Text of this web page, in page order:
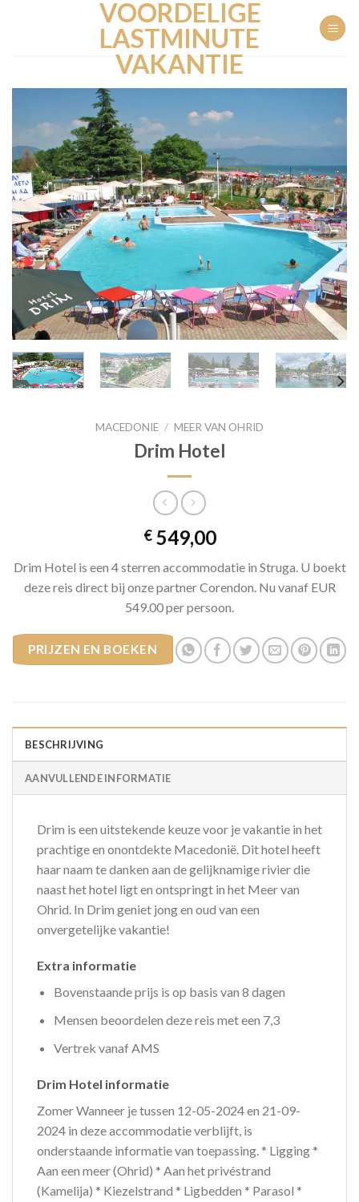
VOORDELIGE
LASTMINUTE
VAKANTIE
MACEDONIE / MEER VAN OHRID
Drim Hotel
€549,00
Drim Hotel is een 4 sterren accommodatie in Struga. U boekt
deze reis direct bij onze partner Corendon. Nu vanaf EUR
549.00 per persoon.
PRIJZEN EN BOEKEN
BESCHRIJVING
AANVULLENDE INFORMATIE
Drim is een uitstekende keuze voor je vakantie in het
prachtige en onontdekte Macedonië. Dit hotel heeft
haar naam te danken aan de gelijknamige rivier die
naast het hotel ligt en ontspringt in het Meer van
Ohrid. In Drim geniet jong en oud van een
onvergetelijke vakantie!
Extra informatie
Bovenstaande prijs is op basis van 8 dagen
Mensen beoordelen deze reis met een 7,3
Vertrek vanaf AMS
Drim Hotel informatie
Zomer Wanneer je tussen 12-05-2024 en 21-09-
2024 in deze accommodatie verblijft, is
onderstaande informatie van toepassing. * Ligging *
Aan een meer (Ohrid) * Aan het privéstrand
(Kamelija) * Kiezelstrand * Ligbedden * Parasol *